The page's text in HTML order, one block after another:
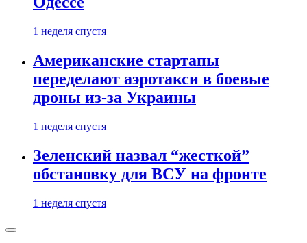
1 неделя спустя
Американские стартапы
переделают аэротакси в боевые
дроны из-за Украины
1 неделя спустя
Зеленский назвал “жесткой”
обстановку для ВСУ на фронте
1 неделя спустя